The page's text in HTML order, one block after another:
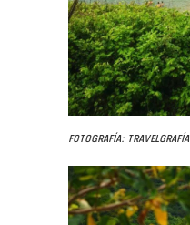
Fotografía: Travelgrafía